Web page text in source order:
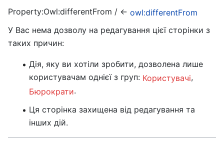
Property:Owl:differentFrom / ← owl:differentFrom
У Вас нема дозволу на редагування цієї сторінки з
таких причин:
Дія, яку ви хотіли зробити, дозволена лише
користувачам однієї з груп: Користувачі,
Бюрократи.
Ця сторінка захищена від редагування та
інших дій.